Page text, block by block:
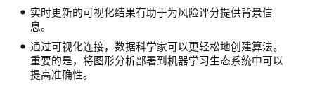
实时更新的可视化结果有助于为风险评分提供背景信
息。
通过可视化连接，数据科学家可以更轻松地创建算法。
重要的是，将图形分析部署到机器学习生态系统中可以
提高准确性。